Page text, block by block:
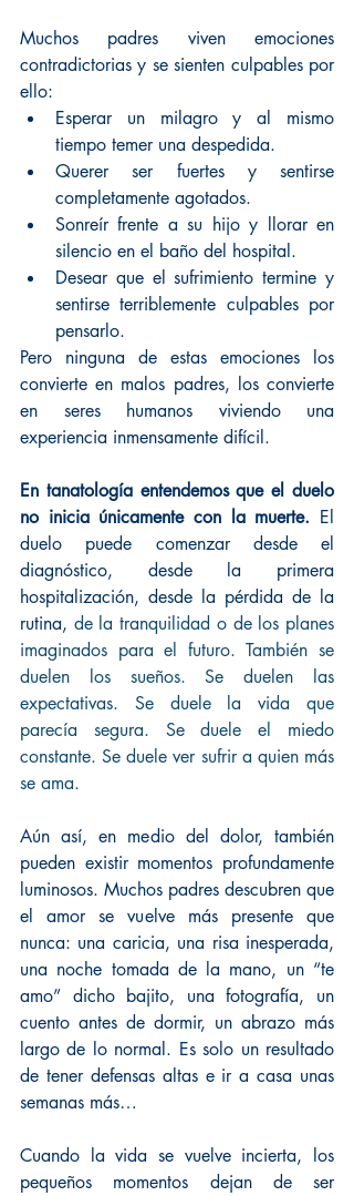
Muchos padres viven emociones
contradictorias y se sienten culpables por
ello:
Esperar un milagro y al mismo
tiempo temer una despedida.
Querer ser fuertes y sentirse
completamente agotados.
Sonreír frente a su hijo y llorar en
silencio en el baño del hospital.
Desear que el sufrimiento termine y
sentirse terriblemente culpables por
pensarlo.
Pero ninguna de estas emociones los
convierte en malos padres, los convierte
en seres humanos viviendo una
experiencia inmensamente difícil.
En tanatología entendemos que el duelo
no inicia únicamente con la muerte. El
duelo puede comenzar desde el
diagnóstico, desde la primera
hospitalización, desde la pérdida de la
rutina, de la tranquilidad o de los planes
imaginados para el futuro. También se
duelen los sueños. Se duelen las
expectativas. Se duele la vida que
parecía segura. Se duele el miedo
constante. Se duele ver sufrir a quien más
se ama.
Aún así, en medio del dolor, también
pueden existir momentos profundamente
luminosos. Muchos padres descubren que
el amor se vuelve más presente que
nunca: una caricia, una risa inesperada,
una noche tomada de la mano, un “te
amo” dicho bajito, una fotografía, un
cuento antes de dormir, un abrazo más
largo de lo normal. Es solo un resultado
de tener defensas altas e ir a casa unas
semanas más…
Cuando la vida se vuelve incierta, los
pequeños momentos dejan de ser